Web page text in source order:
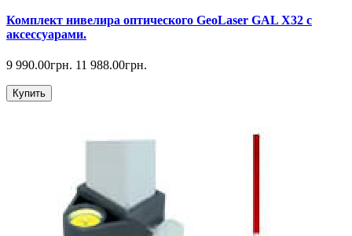
Комплект нивелира оптического GeoLaser GAL Х32 с
аксессуарами.
9 990.00грн. 11 988.00грн.
Купить